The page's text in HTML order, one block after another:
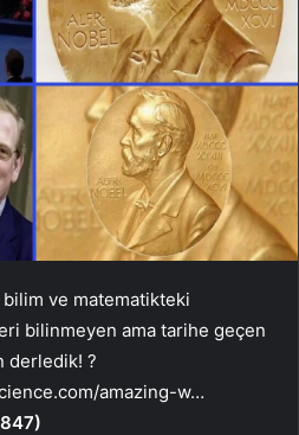
ve matematikteki
bilinmeyen ama tarihe geçen
derledik! ?
amazing-w…